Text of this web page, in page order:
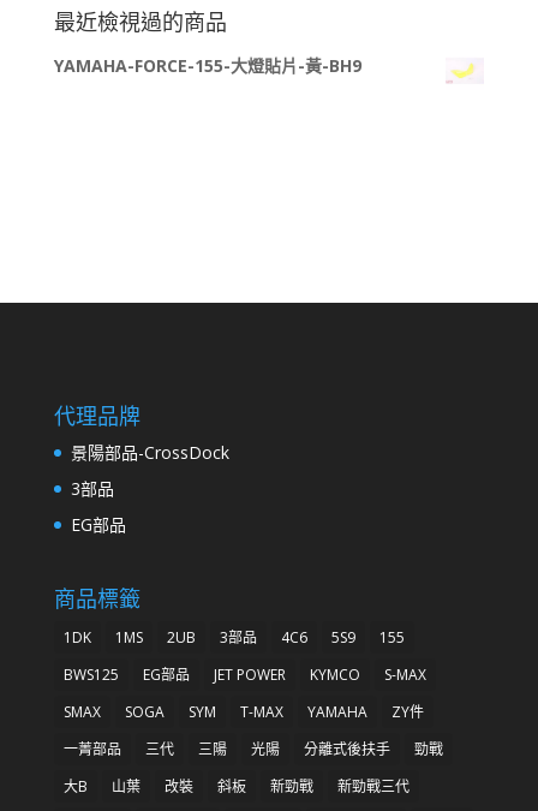
關
字:
最近檢視過的商品
YAMAHA-FORCE-155-大燈貼片-黃-BH9
代理品牌
景陽部品-CrossDock
3部品
EG部品
商品標籤
1DK 1MS 2UB 3部品 4C6 5S9
155
BWS125
EG部品 JET POWER KYMCO
S-MAX
SMAX
SOGA SYM T-MAX YAMAHA
ZY件
一菁部品
三代 三陽 光陽 分離式後扶手
勁戰
大B
山葉 改裝 斜板 新勁戰
新勁戰三代